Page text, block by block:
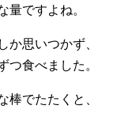
量ですよね。
か思いつかず、
つ食べました。
棒でたたくと、